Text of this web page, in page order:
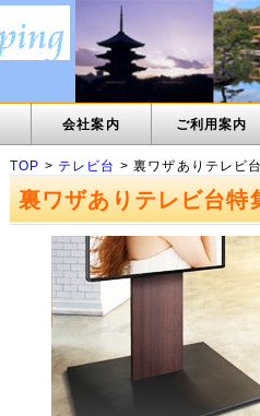
会社案内 ご利用案内
TOP > テレビ台 > 裏ワザありテレビ
裏ワザありテレビ台特